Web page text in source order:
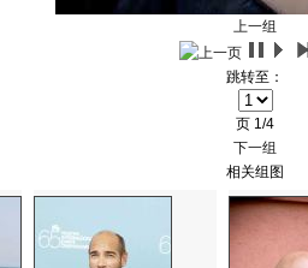
上一组
跳转至：
页 1/4
下一组
相关组图